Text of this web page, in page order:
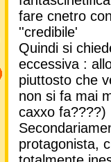
fare cnetro
''credibile'
Quindi si
eccessiva :
piuttosto che
non si fa mai
caxxo fa????)
protagonista,